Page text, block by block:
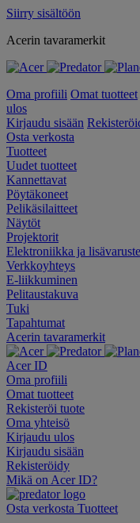
Siirry sisältöön
Acerin tavaramerkit
Oma profiili Omat tuotteet
ulos
Kirjaudu sisään
Osta verkosta
Tuotteet
Uudet tuotteet
Kannettavat
Pöytäkoneet
Pelikäsilaitteet
Näytöt
Projektorit
Elektroniikka ja
Verkkoyhteys
E-liikkuminen
Pelitaustakuva
Tuki
Tapahtumat
Acerin tavaramerkit
Acer ID
Oma profiili
Omat tuotteet
Rekisteröi tuote
Oma yhteisö
Kirjaudu ulos
Kirjaudu sisään
Rekisteröidy
Mikä on Acer ID?
Osta verkosta Tuotteet